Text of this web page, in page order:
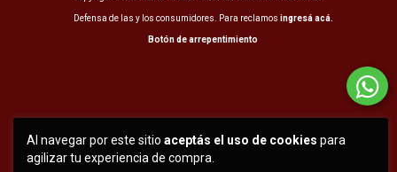
Al navegar por este sitio aceptás el uso de cookies para
agilizar tu experiencia de compra.
Defensa de las y los consumidores. Para reclamos ingresá acá.
Botón de arrepentimiento